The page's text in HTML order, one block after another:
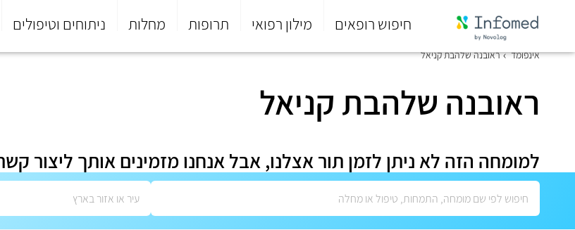
חיפוש רופאים מילון רפואי תרופות מחלות ניתוחים וטיפולים
סוף
אינפומד ראובנה שלהבת קניאל
ראובנה שלהבת קניאל
למומחה הזה לא ניתן לזמן תור אצלנו, אבל אנחנו מזמינים אותך ליצור